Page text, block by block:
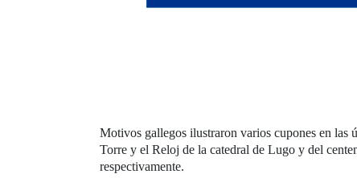
Motivos gallegos ilustraron varios cupones en las
Torre y el Reloj de la catedral de Lugo y del
respectivamente.